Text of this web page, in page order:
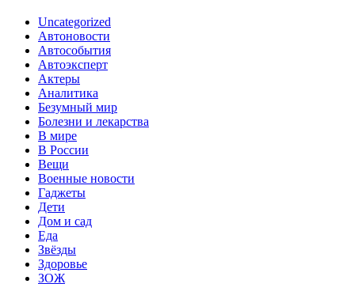
Uncategorized
Автоновости
Автособытия
Автоэксперт
Актеры
Аналитика
Безумный мир
Болезни и лекарства
В мире
В России
Вещи
Военные новости
Гаджеты
Дети
Дом и сад
Еда
Звёзды
Здоровье
ЗОЖ